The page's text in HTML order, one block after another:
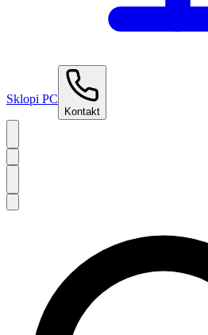
Sklopi PC
Kontakt